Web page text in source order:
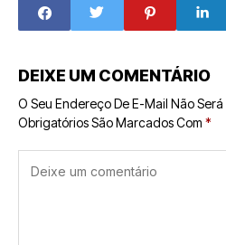
DEIXE UM COMENTÁRIO
O Seu Endereço De E-Mail Não
Obrigatórios São Marcados Com *